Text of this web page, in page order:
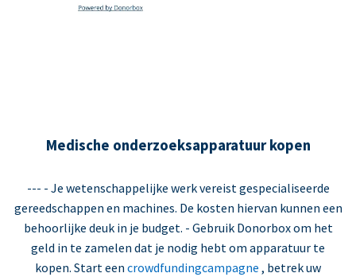
Medische onderzoeksapparatuur kopen
--- - Je wetenschappelijke werk vereist gespecialiseerde
gereedschappen en machines. De kosten hiervan kunnen een
behoorlijke deuk in je budget. - Gebruik Donorbox om het
geld in te zamelen dat je nodig hebt om apparatuur te
kopen. Start een crowdfundingcampagne , betrek uw